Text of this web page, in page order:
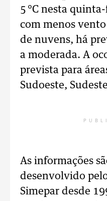
5 °C nesta
com menos
de nuvens, há
a moderada. A
prevista para
Sudoeste,
As informações
desenvolvido
Simepar desde